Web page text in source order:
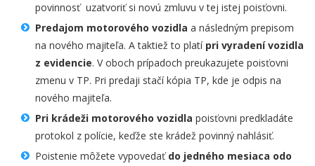
povinnosť uzatvoriť si novú zmluvu v tej istej poisťovni.
Predajom motorového vozidla a následným prepisom
na nového majiteľa. A taktiež to platí pri vyradení vozidla
z evidencie. V oboch prípadoch preukazujete poisťovni
zmenu v TP. Pri predaji stačí kópia TP, kde je odpis na
nového majiteľa.
Pri krádeži motorového vozidla poisťovni predkladáte
protokol z polície, keďže ste krádež povinný nahlásiť.
Poistenie môžete vypovedaťdo jedného mesiaca odo